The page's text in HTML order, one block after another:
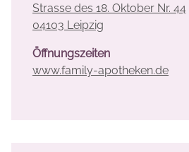
Strasse des 18. Oktober Nr. 44
04103 Leipzig
Öffnungszeiten
www.family-apotheken.de